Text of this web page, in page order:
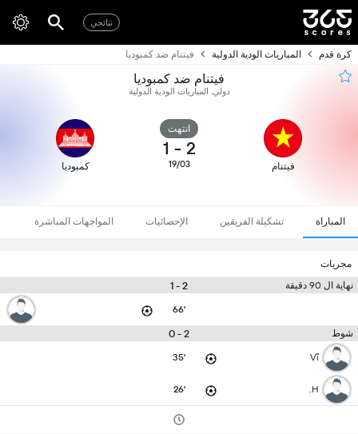
نتائجي
كرة قدم المباريات الودية الدولية فيتنام ضد كمبوديا
فيتنام ضد كمبوديا
دولي, المباريات الودية الدولية
فيتنام
انتهت
2
-
1
19/03 كمبوديا
المباراة تشكيلة الفريقين الإحصائيات المواجهات المباشرة
مجريات
نهاية ال 90 دقيقة
2 - 1
66'
شوط 2 - 0
Vĩ
35'
H.
26'